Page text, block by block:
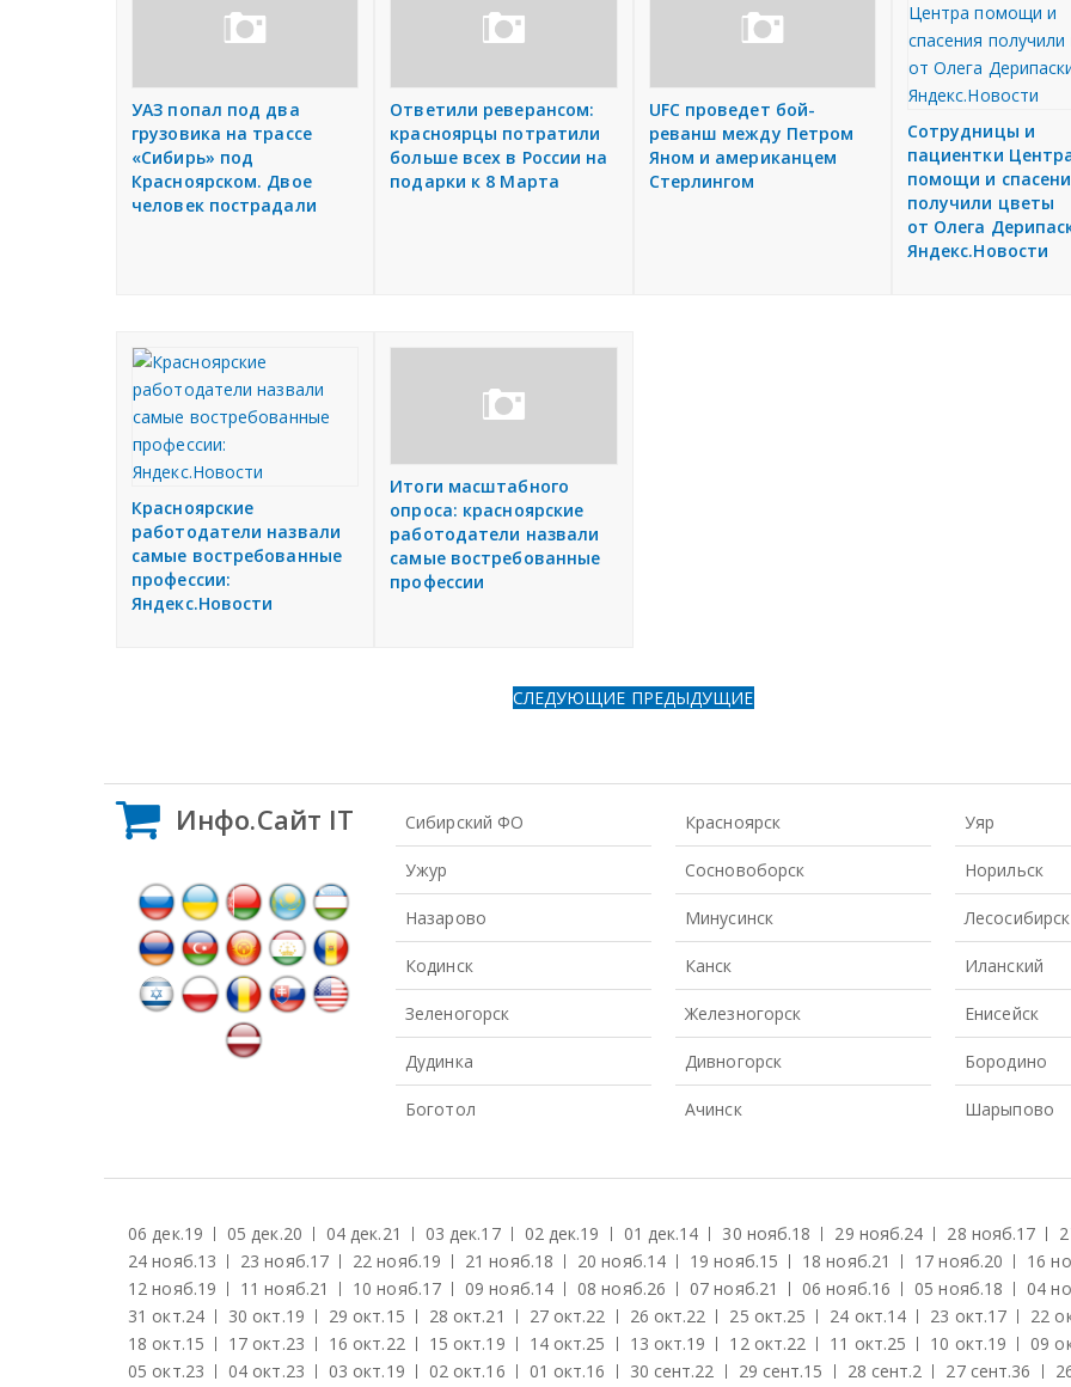
УАЗ попал под два
грузовика на трассе
«Сибирь» под
Красноярском. Двое
человек пострадали
Ответили реверансом:
красноярцы потратили
больше всех в России на
подарки к 8 Марта
UFC проведет бой-
реванш между Петром
Яном и американцем
Стерлингом
Сотрудницы и
пациентки
помощи и
получили цветы
от Олега
Яндекс.Новости
Красноярские
работодатели назвали
самые востребованные
профессии:
Яндекс.Новости
Итоги масштабного
опроса: красноярские
работодатели назвали
самые востребованные
профессии
СЛЕДУЮЩИЕ ПРЕДЫДУЩИЕ
Инфо.Сайт IT Сибирский ФО
Ужур
Назарово
Кодинск
Зеленогорск
Дудинка
Боготол
Красноярск
Сосновоборск
Минусинск
Канск
Железногорск
Дивногорск
Ачинск
Уяр
Норильск
Лесосибирск
Иланский
Енисейск
Бородино
Шарыпово
06 дек.19 05 дек.20 04 дек.21 03 дек.17 02 дек.19 01 дек.14 30 нояб.18 29 нояб.24 28 нояб.17
24 нояб.13 23 нояб.17 22 нояб.19 21 нояб.18 20 нояб.14 19 нояб.15 18 нояб.21 17 нояб.20 16
12 нояб.19 11 нояб.21 10 нояб.17 09 нояб.14 08 нояб.26 07 нояб.21 06 нояб.16 05 нояб.18 04
31 окт.24 30 окт.19 29 окт.15 28 окт.21 27 окт.22 26 окт.22 25 окт.25 24 окт.14 23 окт.17 22
18 окт.15 17 окт.23 16 окт.22 15 окт.19 14 окт.25 13 окт.19 12 окт.22 11 окт.25 10 окт.19 09
05 окт.23 04 окт.23 03 окт.19 02 окт.16 01 окт.16 30 сент.22 29 сент.15 28 сент.2 27 сент.36